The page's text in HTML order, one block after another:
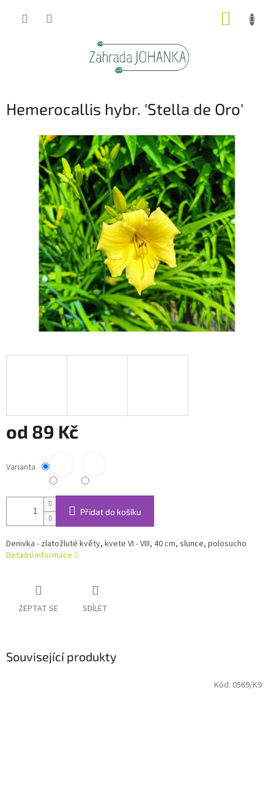
Hemerocallis hybr. 'Stella de Oro'
od 89 Kč
cena:
Varianta
Přidat do košíku
Denivka - zlatožluté květy, kvete VI - VIII, 40 cm, slunce, polosucho
Detailní informace
ZEPTAT SE SDÍLET
Související produkty
Kód: 0569/K9